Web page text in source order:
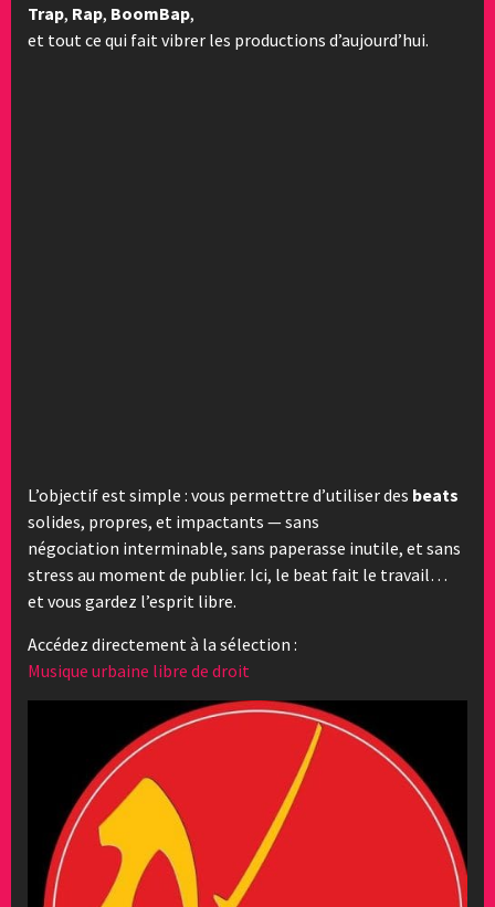
Trap, Rap, BoomBap,
et tout ce qui fait vibrer les productions d’aujourd’hui.
L’objectif est simple : vous permettre d’utiliser des beats
solides, propres, et impactants — sans
négociation interminable, sans paperasse inutile, et sans
stress au moment de publier. Ici, le beat fait le travail…
et vous gardez l’esprit libre.
Accédez directement à la sélection :
Musique urbaine libre de droit